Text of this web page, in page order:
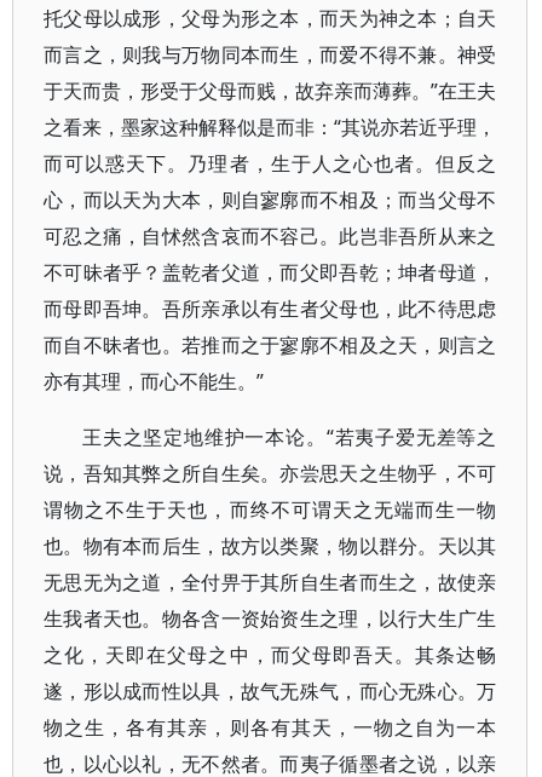
托父母以成形，父母为形之本，而天为神之本；自天
而言之，则我与万物同本而生，而爱不得不兼。神受
于天而贵，形受于父母而贱，故弃亲而薄葬。”在王夫
之看来，墨家这种解释似是而非：“其说亦若近乎理，
而可以惑天下。乃理者，生于人之心也者。但反之
心，而以天为大本，则自寥廓而不相及；而当父母不
可忍之痛，自怵然含哀而不容己。此岂非吾所从来之
不可昧者乎？盖乾者父道，而父即吾乾；坤者母道，
而母即吾坤。吾所亲承以有生者父母也，此不待思虑
而自不昧者也。若推而之于寥廓不相及之天，则言之
亦有其理，而心不能生。”
王夫之坚定地维护一本论。“若夷子爱无差等之
说，吾知其弊之所自生矣。亦尝思天之生物乎，不可
谓物之不生于天也，而终不可谓天之无端而生一物
也。物有本而后生，故方以类聚，物以群分。天以其
无思无为之道，全付畀于其所自生者而生之，故使亲
生我者天也。物各含一资始资生之理，以行大生广生
之化，天即在父母之中，而父母即吾天。其条达畅
遂，形以成而性以具，故气无殊气，而心无殊心。万
物之生，各有其亲，则各有其天，一物之自为一本
也，以心以礼，无不然者。而夷子循墨者之说，以亲